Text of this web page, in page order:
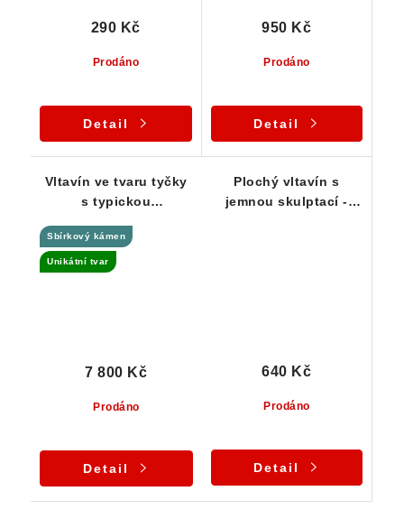
Prodáno
290 Kč
Detail
Prodáno
950 Kč
Detail
Vltavín ve tvaru tyčky
s typickou
- Jankov - 5,63 g
Sbírkový kámen
Unikátní tvar
Prodáno
7 800 Kč
Detail
Plochý vltavín s
jemnou skulptací -
Prodáno
640 Kč
Detail